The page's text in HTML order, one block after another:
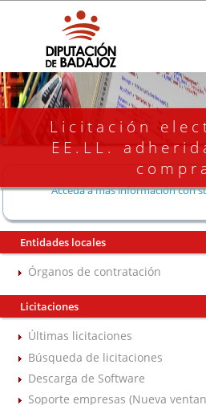
Licitación
EE.LL.
Acceda a más información con
Entidades locales
Órganos de contratación
Licitaciones
Últimas licitaciones
Búsqueda de licitaciones
Descarga de Software
Soporte empresas (Nueva